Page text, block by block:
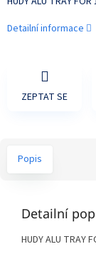
Detailní informace
ZEPTAT SE
Popis
Detailní
HUDY ALU TRAY